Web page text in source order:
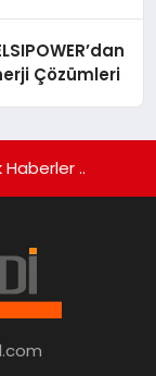
Çözümleri
Haberler ..